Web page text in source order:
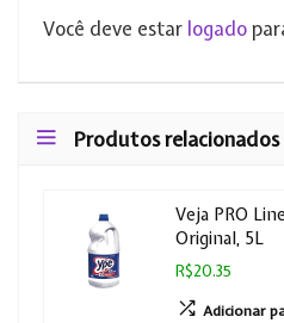
Você deve estar logado
Produtos relacionados
Veja PRO
Original, 5L
R$20.35
Adicionar